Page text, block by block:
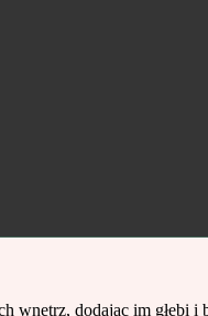
wnętrz, dodając im głębi i